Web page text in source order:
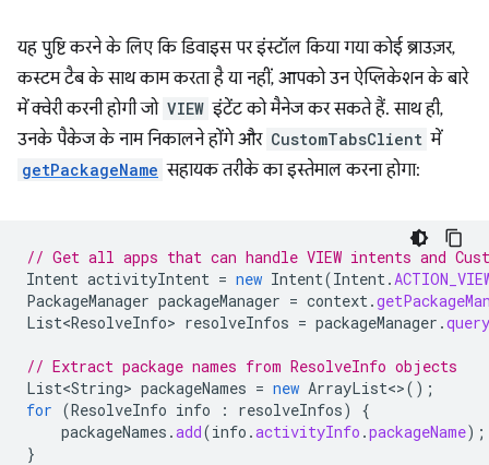
यह पुष्टि करने के लिए कि डिवाइस पर इंस्टॉल किया गया कोई ब्राउज़र,
कस्टम टैब के साथ काम करता है या नहीं, आपको उन ऐप्लिकेशन के बारे
में क्वेरी करनी होगी जो VIEW इंटेंट को मैनेज कर सकते हैं. साथ ही,
उनके पैकेज के नाम निकालने होंगे और CustomTabsClient में
getPackageName सहायक तरीके का इस्तेमाल करना होगा:
// Get all apps that can handle VIEW intents and
Intent activityIntent = new Intent(Intent.
PackageManager packageManager = context.
List<ResolveInfo> resolveInfos = packageManager .
// Extract package names from ResolveInfo objects
List<String> packageNames = new ArrayList<>();
for (ResolveInfo info : resolveInfos)
{
packageNames .add(info .activityInfo .packageName);
}